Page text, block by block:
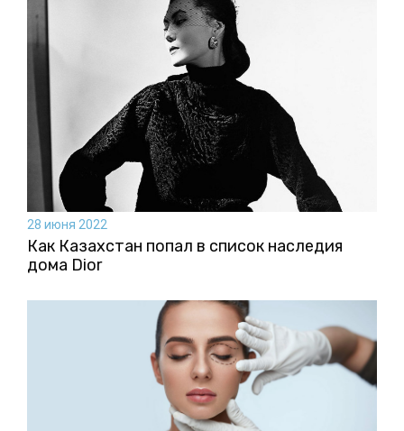
28 июня 2022
Как Казахстан попал в список наследия
дома Dior